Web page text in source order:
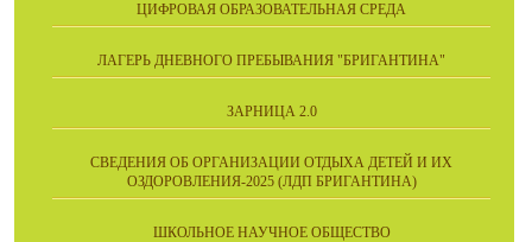
ЦИФРОВАЯ ОБРАЗОВАТЕЛЬНАЯ СРЕДА
ЛАГЕРЬ ДНЕВНОГО ПРЕБЫВАНИЯ "БРИГАНТИНА"
ЗАРНИЦА 2.0
СВЕДЕНИЯ ОБ ОРГАНИЗАЦИИ ОТДЫХА ДЕТЕЙ И ИХ
ОЗДОРОВЛЕНИЯ-2025 (ЛДП БРИГАНТИНА)
ШКОЛЬНОЕ НАУЧНОЕ ОБЩЕСТВО